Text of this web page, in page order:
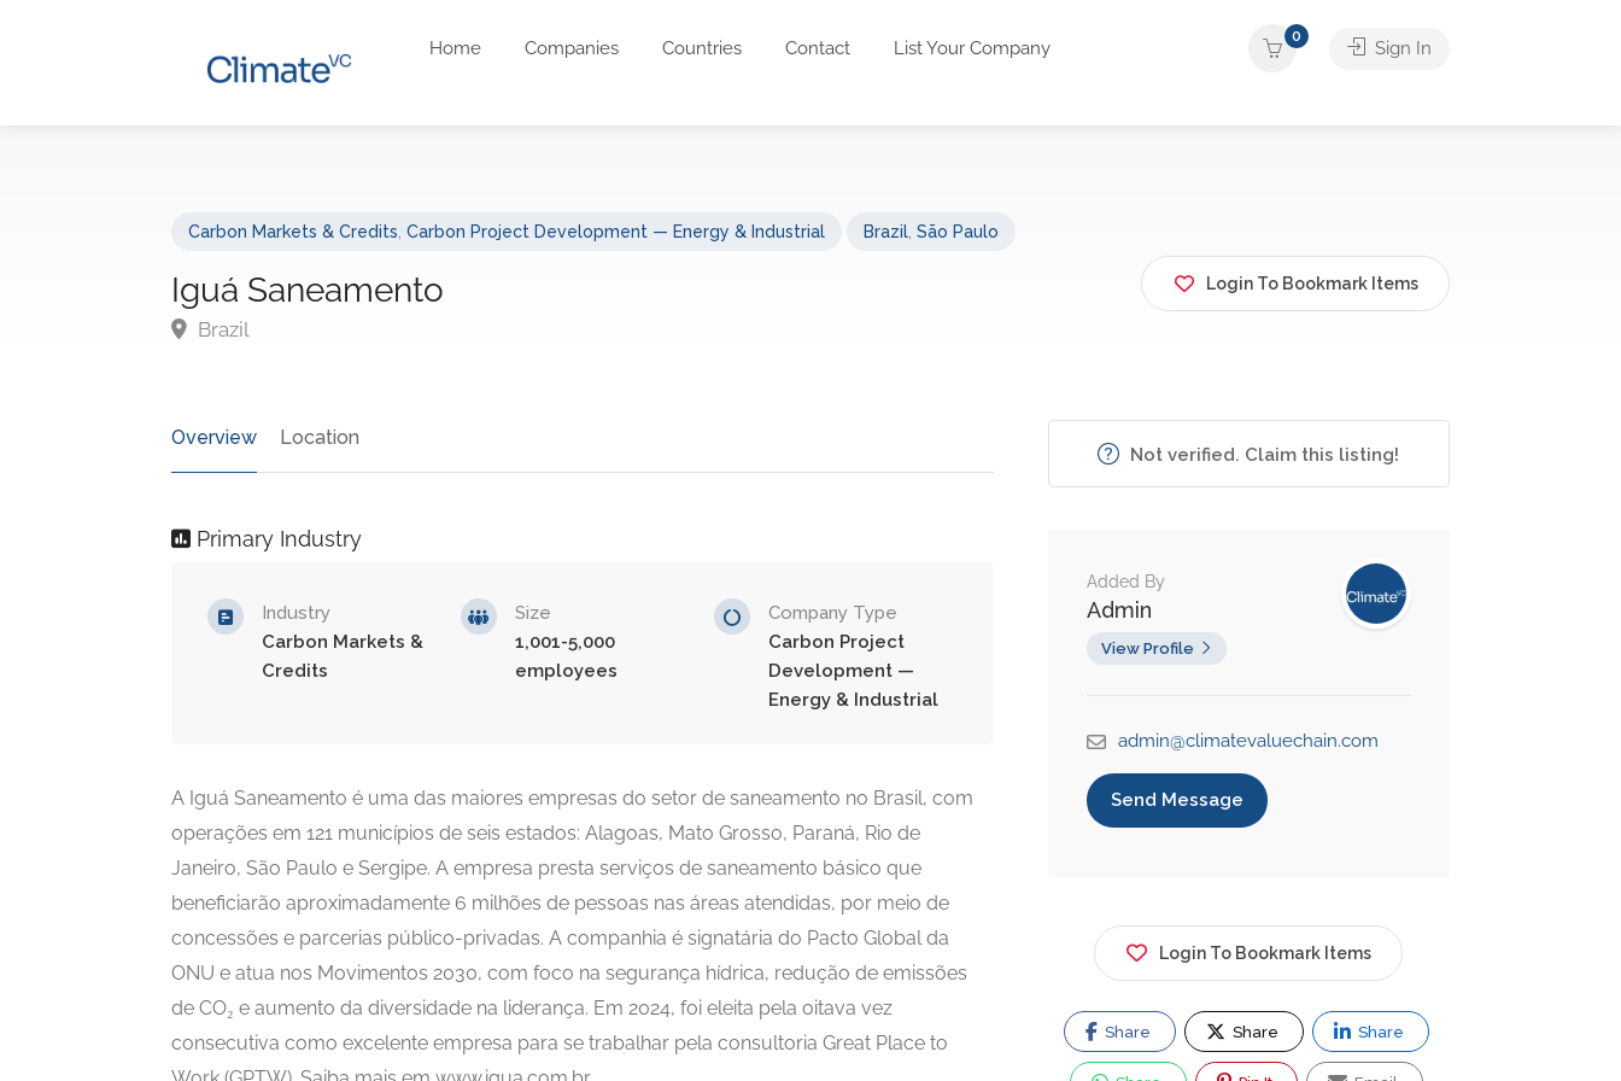
Home Companies Countries Contact List Your Company
0
Sign In
Carbon Markets & Credits Carbon Project Development — Energy & Industrial Brazil São Paulo
Iguá Saneamento
Brazil
Login To Bookmark Items
Overview Location
Primary Industry
Industry
Carbon Markets &
Credits
Size
1,001-5,000
employees
Company Type
Carbon Project
Development —
Energy & Industrial
A Iguá Saneamento é uma das maiores empresas do setor de saneamento no Brasil, com
operações em 121 municípios de seis estados: Alagoas, Mato Grosso, Paraná, Rio de
Janeiro, São Paulo e Sergipe. A empresa presta serviços de saneamento básico que
beneficiarão aproximadamente 6 milhões de pessoas nas áreas atendidas, por meio de
concessões e parcerias público-privadas. A companhia é signatária do Pacto Global da
ONU e atua nos Movimentos 2030, com foco na segurança hídrica, redução de emissões
de CO₂ e aumento da diversidade na liderança. Em 2024, foi eleita pela oitava vez
consecutiva como excelente empresa para se trabalhar pela consultoria Great Place to
Not verified. Claim this listing!
Added By
Admin
View Profile
admin@climatevaluechain.com
Send Message
Login To Bookmark Items
Share Share Share